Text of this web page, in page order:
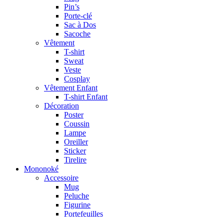
Pin’s
Porte-clé
Sac à Dos
Sacoche
Vêtement
T-shirt
Sweat
Veste
Cosplay
Vêtement Enfant
T-shirt Enfant
Décoration
Poster
Coussin
Lampe
Oreiller
Sticker
Tirelire
Mononoké
Accessoire
Mug
Peluche
Figurine
Portefeuilles